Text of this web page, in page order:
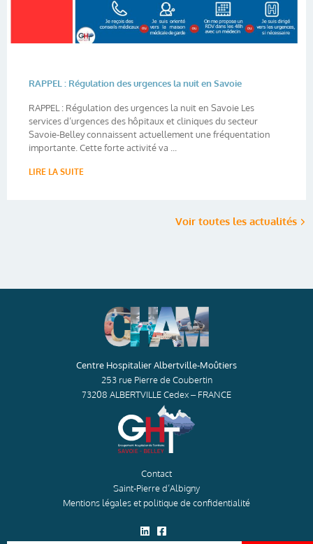
RAPPEL : Régulation des urgences la nuit en Savoie
RAPPEL : Régulation des urgences la nuit en Savoie Les
services d’urgences des hôpitaux et cliniques du secteur
Savoie-Belley connaissent actuellement une fréquentation
importante. Cette forte activité va ...
LIRE LA SUITE
Voir toutes les actualités
Centre Hospitalier Albertville-Moûtiers
253 rue Pierre de Coubertin
73208 ALBERTVILLE Cedex – FRANCE
Contact
Saint-Pierre d’Albigny
Mentions légales et politique de confidentialité